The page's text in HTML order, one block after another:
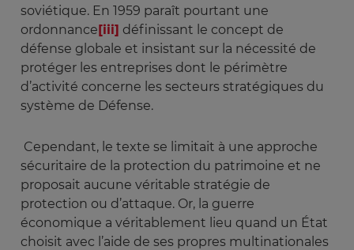
soviétique. En 1959 paraît pourtant une
ordonnance[iii] définissant le concept de
défense globale et insistant sur la nécessité de
protéger les entreprises dont le périmètre
d’activité concerne les secteurs stratégiques du
système de Défense.
Cependant, le texte se limitait à une approche
sécuritaire de la protection du patrimoine et ne
proposait aucune véritable stratégie de
protection ou d’attaque. Or, la guerre
économique a véritablement lieu quand un État
choisit avec l’aide de ses propres multinationales